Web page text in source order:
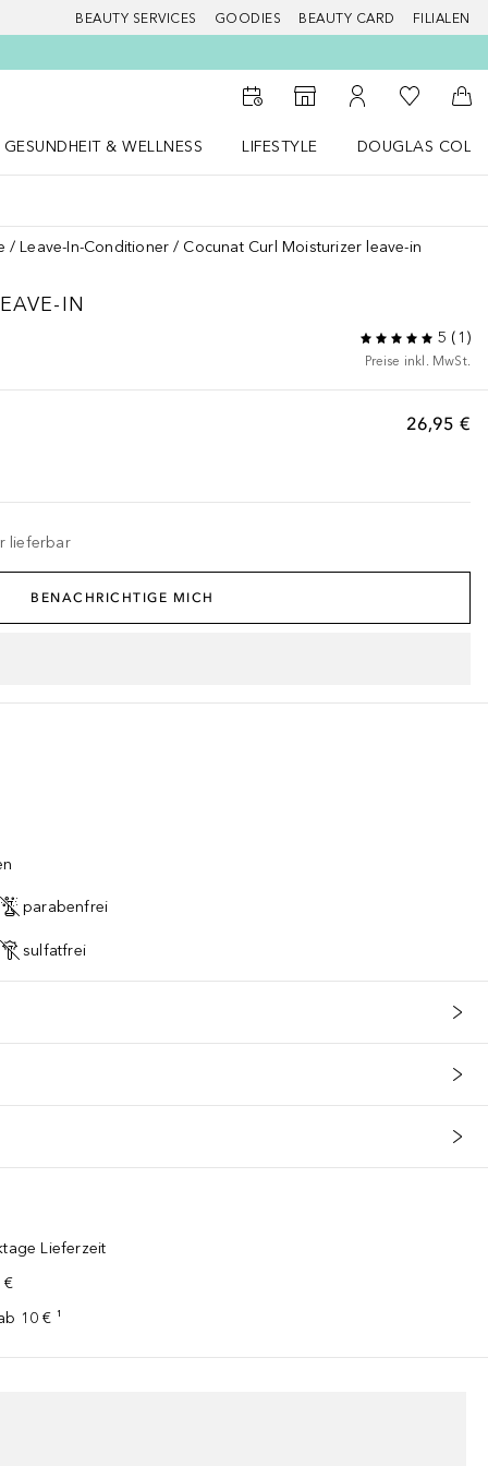
BEAUTY SERVICES GOODIES BEAUTY CARD FILIALEN
Zum Storefinder
Zu Meinem
Zu Meiner
GESUNDHEIT & WELLNESS
LIFESTYLE
DOUGLAS
Leave-In-Conditioner Cocunat Curl Moisturizer leave-in
IN
5 ( 1 )
Preise inkl. MwSt.
26,95 €
lieferbar
BENACHRICHTIGE MICH
parabenfrei
sulfatfrei
Lieferzeit
€
10 € ¹